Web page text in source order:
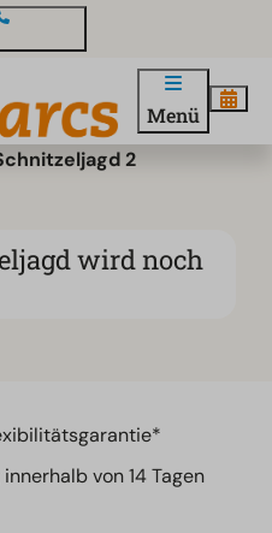
Menü
2
wird noch
von 14 Tagen